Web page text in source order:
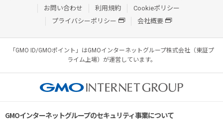
お問い合わせ
利用規約
Cookieポリシー
プライバシーポリシー
会社概要
「GMO ID/GMOポイント」はGMOインターネットグループ株式会社（東証プ
ライム上場）が運営しています。
GMOインターネットグループのセキュリティ事業について